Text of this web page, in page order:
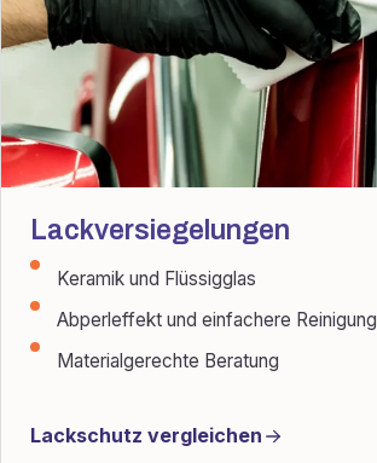
Lackversiegelungen
Keramik und Flüssigglas
Abperleffekt und einfachere Reinigung
Materialgerechte Beratung
Lackschutz vergleichen